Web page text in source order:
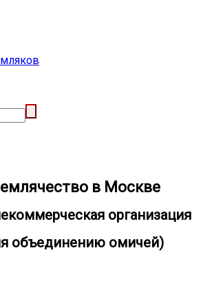
в Москве
организация
объединению омичей)